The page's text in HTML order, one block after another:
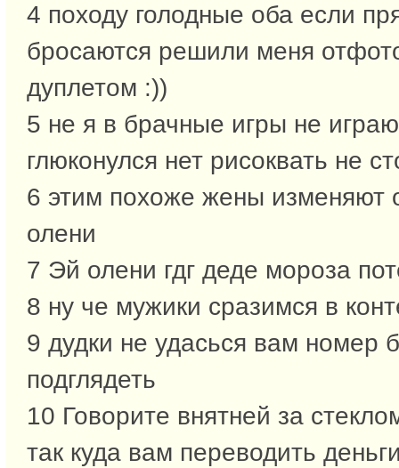
4 походу голодные оба если
бросаются решили меня
дуплетом :))
5 не я в брачные игры не
глюконулся нет рисоквать не
6 этим похоже жены изменяют
олени
7 Эй олени гдг деде мороза
8 ну че мужики сразимся в
9 дудки не удасься вам номер
подглядеть
10 Говорите внятней за
так куда вам переводить